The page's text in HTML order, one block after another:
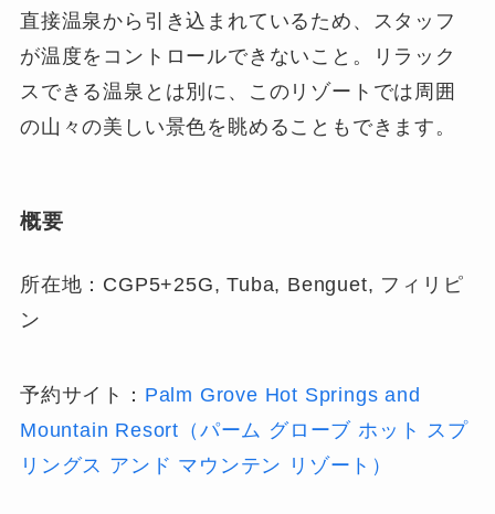
直接温泉から引き込まれているため、スタッフ
が温度をコントロールできないこと。リラック
スできる温泉とは別に、このリゾートでは周囲
の山々の美しい景色を眺めることもできます。
概要
所在地：CGP5+25G, Tuba, Benguet, フィリピ
ン
予約サイト： Palm Grove Hot Springs and
Mountain Resort（パーム グローブ ホット スプ
リングス アンド マウンテン リゾート）